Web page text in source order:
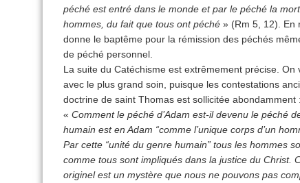
péché est entré dans le monde et par le péché la
hommes, du fait que tous ont péché » (Rm 5, 12). En
donne le baptême pour la rémission des péchés
de péché personnel.
La suite du Catéchisme est extrêmement précise.
avec le plus grand soin, puisque les contestations
doctrine de saint Thomas est sollicitée abondamment :
« Comment le péché d’Adam est-il devenu le péché
humain est en Adam “comme l’unique corps d’un
Par cette “unité du genre humain” tous les hommes
comme tous sont impliqués dans la justice du Christ.
originel est un mystère que nous ne pouvons pas